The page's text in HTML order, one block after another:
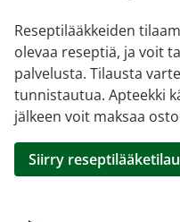
Reseptilääkkeiden
olevaa reseptiä, ja voit
palvelusta. Tilausta
tunnistautua. Apteekki
jälkeen voit maksaa
Siirry